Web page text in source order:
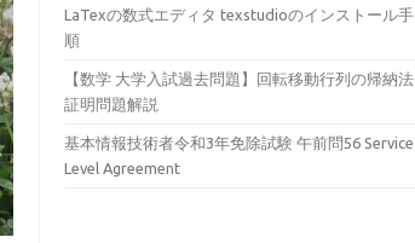
LaTexの数式エディタ texstudioのインストール手
順
【数学 大学入試過去問題】回転移動行列の帰納法
証明問題解説
基本情報技術者令和3年免除試験 午前問56 Service
Level Agreement